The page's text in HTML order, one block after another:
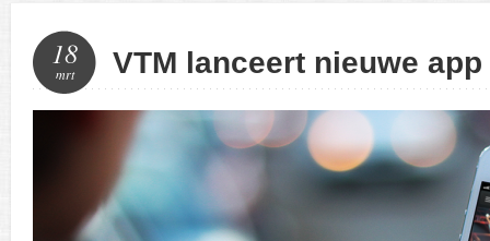
18
mrt VTM lanceert nieuwe app